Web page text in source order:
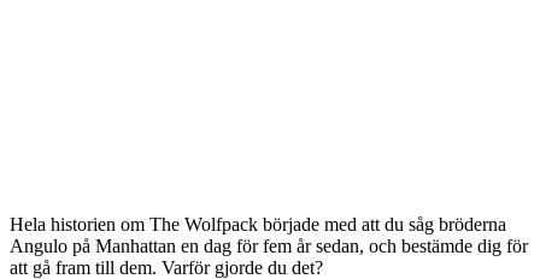
Hela historien om The Wolfpack började med att du såg bröderna
Angulo på Manhattan en dag för fem år sedan, och bestämde dig för
att gå fram till dem. Varför gjorde du det?